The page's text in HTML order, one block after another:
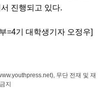
진행되고 있다.
=4기 대학생기자 오정우]
무단 전재 및 재
지